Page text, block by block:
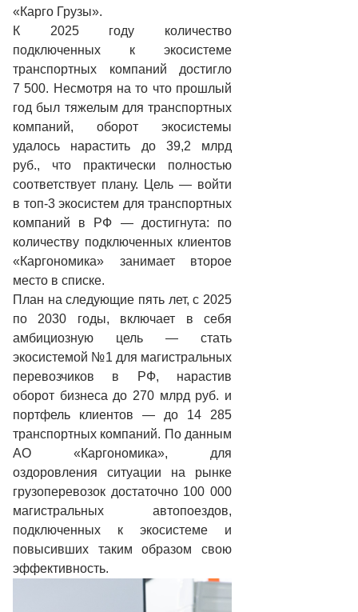
«Карго Грузы».
К 2025 году количество
подключенных к экосистеме
транспортных компаний достигло
7 500. Несмотря на то что прошлый
год был тяжелым для транспортных
компаний, оборот экосистемы
удалось нарастить до 39,2 млрд
руб., что практически полностью
соответствует плану. Цель — войти
в топ-3 экосистем для транспортных
компаний в РФ — достигнута: по
количеству подключенных клиентов
«Каргономика» занимает второе
место в списке.
План на следующие пять лет, с 2025
по 2030 годы, включает в себя
амбициозную цель — стать
экосистемой №1 для магистральных
перевозчиков в РФ, нарастив
оборот бизнеса до 270 млрд руб. и
портфель клиентов — до 14 285
транспортных компаний. По данным
АО «Каргономика», для
оздоровления ситуации на рынке
грузоперевозок достаточно 100 000
магистральных автопоездов,
подключенных к экосистеме и
повысивших таким образом свою
эффективность.